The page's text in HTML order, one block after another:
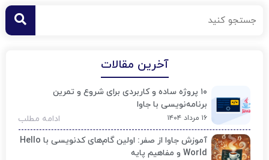
آخرین مقالات
۱۰ پروژه ساده و کاربردی برای شروع و تمرین
برنامه‌نویسی با جاوا
۱۶ مرداد ۱۴۰۴
ادامه مطلب
آموزش جاوا از صفر: اولین گام‌های کدنویسی با Hello
World و مفاهیم پایه